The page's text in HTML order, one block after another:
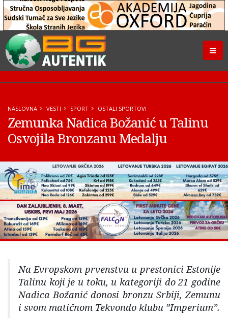
NASLOVNA VESTI SPORT OSTALI SPORTOVI
Zemunka Nadica Božanić u Talinu
Osvojila Bronzanu Medalju
Na Evropskom prvenstvu u prestonici Estonije
Talinu koji je u toku, u kategoriji do 21 godine
Nadica Božanić donosi bronzu Srbiji, Zemunu
i svom matičnom Tekvondo klubu ”Imperium”.